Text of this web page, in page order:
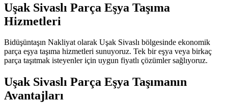
Uşak Sivaslı Parça Eşya Taşıma
Hizmetleri
Bidüşüntaşın Nakliyat olarak Uşak Sivaslı bölgesinde ekonomik
parça eşya taşıma hizmetleri sunuyoruz. Tek bir eşya veya birkaç
parça taşıtmak isteyenler için uygun fiyatlı çözümler sağlıyoruz.
Uşak Sivaslı Parça Eşya Taşımanın
Avantajları